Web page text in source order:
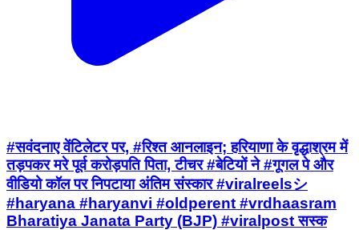
#सवंदनाए वेंटिलेटर पर, #रिश्त आनलाइन; हरियाणा के वृद्धाश्रम में
तड़पकर मरे पूर्व करोड़पति पिता, टीचर #बेटियों ने #गूगल पे और
वीडियो कॉल पर निपटाया अंतिम संस्कार #viralreelsシ
#haryana #haryanvi #oldperent #vrdhaasram
Bharatiya Janata Party (BJP) #viralpost सस्क